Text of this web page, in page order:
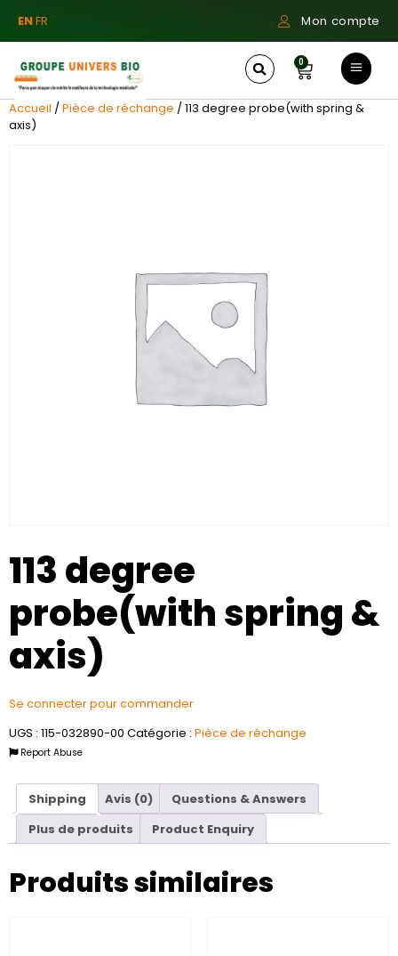
ENFR Mon compte
0
Accueil /Pièce de réchange / 113 degree probe(with spring &
axis)
113 degree
probe(with spring &
axis)
Se connecter pour commander
UGS : 115-032890-00 Catégorie : Pièce de réchange
Report Abuse
Shipping Avis (0)
Questions & Answers
Plus de produits
Product Enquiry
Produits similaires